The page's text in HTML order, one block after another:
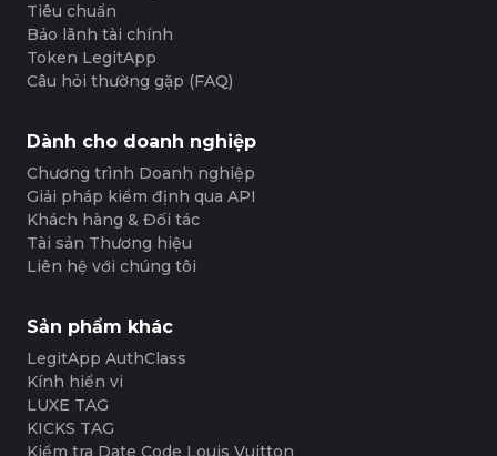
Tiêu chuẩn
Bảo lãnh tài chính
Token LegitApp
Câu hỏi thường gặp (FAQ)
Dành cho doanh nghiệp
Chương trình Doanh nghiệp
Giải pháp kiểm định qua API
Khách hàng & Đối tác
Tài sản Thương hiệu
Liên hệ với chúng tôi
Sản phẩm khác
LegitApp AuthClass
Kính hiển vi
LUXE TAG
KICKS TAG
Kiểm tra Date Code Louis Vuitton